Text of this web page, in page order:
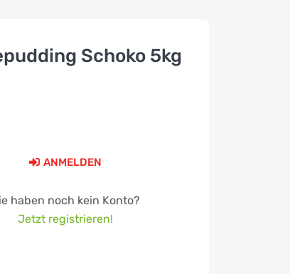
Schoko 5kg
ANMELDEN
haben noch kein Konto?
Jetzt registrieren!